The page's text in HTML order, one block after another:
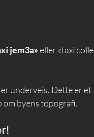
jem3a» eller «taxi
underveis. Dette er et
om byens topografi.